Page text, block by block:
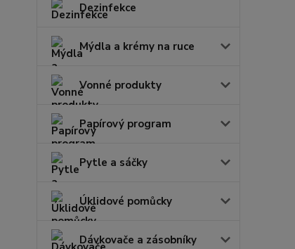
Dezinfekce
Mýdla a krémy na ruce
Vonné produkty
Papírový program
Pytle a sáčky
Úklidové pomůcky
Dávkovače a zásobníky